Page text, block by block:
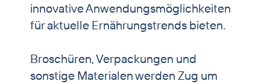
innovative Anwendungsmöglichkeiten
für aktuelle Ernährungstrends bieten.
Broschüren, Verpackungen und
sonstige Materialen werden Zug um